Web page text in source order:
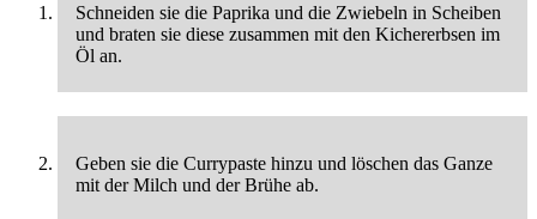
Schneiden sie die Paprika und die Zwiebeln in Scheiben
und braten sie diese zusammen mit den Kichererbsen im
Öl an.
Geben sie die Currypaste hinzu und löschen das Ganze
mit der Milch und der Brühe ab.